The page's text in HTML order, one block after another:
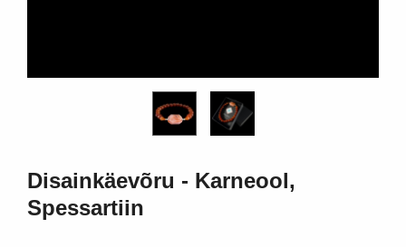
Disainkäevõru - Karneool,
Spessartiin